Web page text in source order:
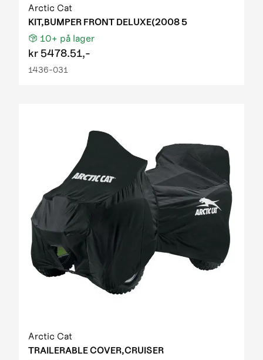
Arctic Cat
KIT,BUMPER FRONT DELUXE(2008 5
10+ på lager
kr 5478.51,-
1436-031
Arctic Cat
TRAILERABLE COVER,CRUISER